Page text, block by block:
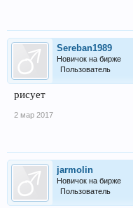
Sereban1989
Новичок на бирже
Пользователь
рисует
2 мар 2017
jarmolin
Новичок на бирже
Пользователь